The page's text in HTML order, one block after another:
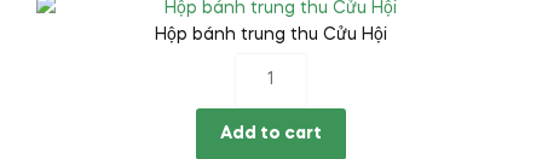
Hộp bánh trung thu Cửu Hội
trung
Add to cart